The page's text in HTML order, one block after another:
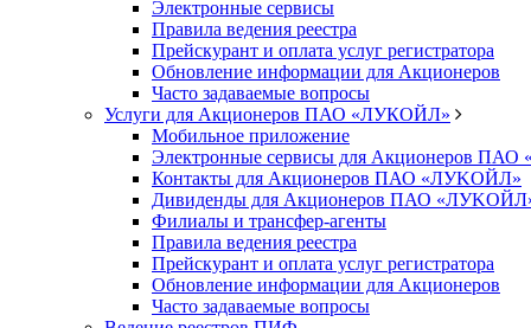
Электронные сервисы
Правила ведения реестра
Прейскурант и оплата услуг регистратора
Обновление информации для Акционеров
Часто задаваемые вопросы
Услуги для Акционеров ПАО «ЛУКОЙЛ»
Мобильное приложение
Электронные сервисы для Акционеров
Контакты для Акционеров ПАО «ЛУKOЙЛ»
Дивиденды для Акционеров ПАО
Филиалы и трансфер-агенты
Правила ведения реестра
Прейскурант и оплата услуг регистратора
Обновление информации для Акционеров
Часто задаваемые вопросы